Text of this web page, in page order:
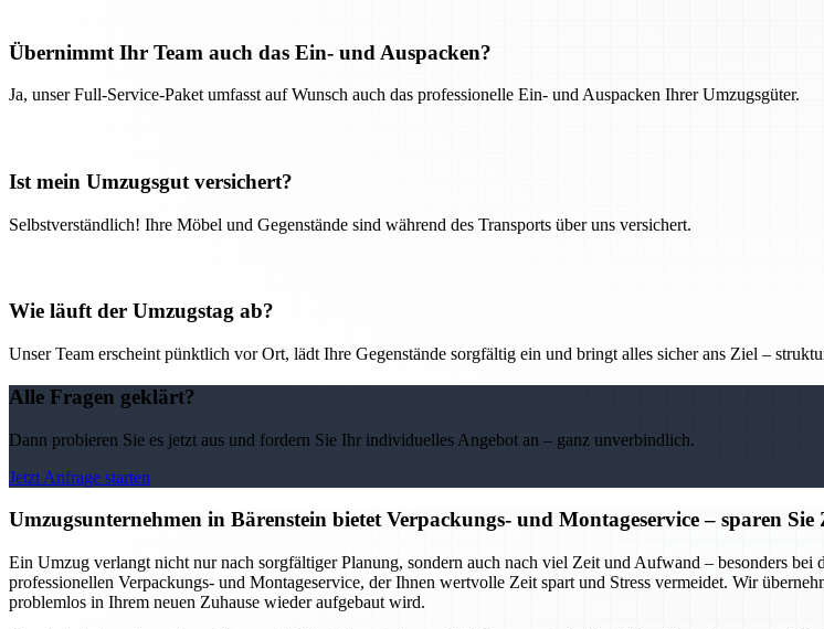
Übernimmt Ihr Team auch das Ein- und Auspacken?
Ja, unser Full-Service-Paket umfasst auf Wunsch auch das professionelle Ein- und Auspacken Ihrer Umzugsgüter.
Ist mein Umzugsgut versichert?
Selbstverständlich! Ihre Möbel und Gegenstände sind während des Transports über uns versichert.
Wie läuft der Umzugstag ab?
Unser Team erscheint pünktlich vor Ort, lädt Ihre Gegenstände sorgfältig ein und bringt alles sicher ans Ziel –
Alle Fragen geklärt?
Dann probieren Sie es jetzt aus und fordern Sie Ihr individuelles Angebot an – ganz unverbindlich.
Jetzt Anfrage starten
Umzugsunternehmen in Bärenstein bietet Verpackungs- und Montageservice – sparen
Ein Umzug verlangt nicht nur nach sorgfältiger Planung, sondern auch nach viel Zeit und Aufwand – besonders
professionellen Verpackungs- und Montageservice, der Ihnen wertvolle Zeit spart und Stress vermeidet. Wir
problemlos in Ihrem neuen Zuhause wieder aufgebaut wird.